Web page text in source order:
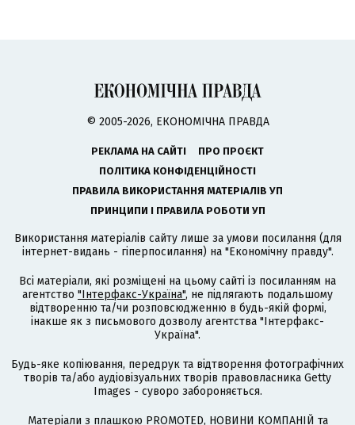
© 2005-2026, ЕКОНОМІЧНА ПРАВДА
РЕКЛАМА НА САЙТІ
ПРО ПРОЄКТ
ПОЛІТИКА КОНФІДЕНЦІЙНОСТІ
ПРАВИЛА ВИКОРИСТАННЯ МАТЕРІАЛІВ УП
ПРИНЦИПИ І ПРАВИЛА РОБОТИ УП
Використання матеріалів сайту лише за умови посилання (для
інтернет-видань - гіперпосилання) на "Економічну правду".
Всі матеріали, які розміщені на цьому сайті із посиланням на
агентство "Інтерфакс-Україна", не підлягають подальшому
відтворенню та/чи розповсюдженню в будь-якій формі,
інакше як з письмового дозволу агентства "Інтерфакс-
Україна".
Будь-яке копіювання, передрук та відтворення фотографічних
творів та/або аудіовізуальних творів правовласника Getty
Images - суворо забороняється.
Матеріали з плашкою PROMOTED, НОВИНИ КОМПАНІЙ та